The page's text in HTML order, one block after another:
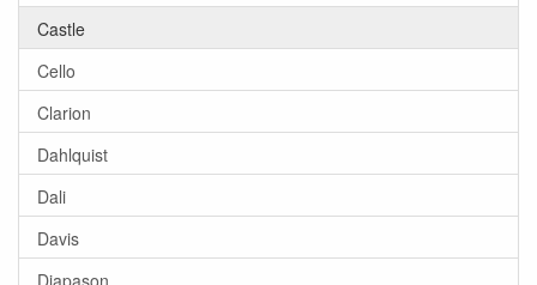
Castle
Cello
Clarion
Dahlquist
Dali
Davis
Diapason